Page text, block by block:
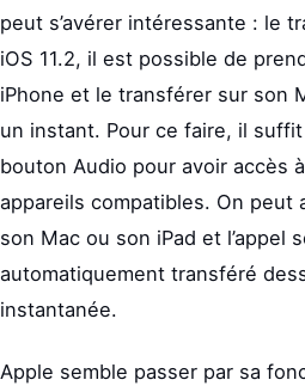
peut s’avérer intéressante : le
iOS 11.2, il est possible de
iPhone et le transférer sur son
un instant. Pour ce faire, il
bouton Audio pour avoir accès
appareils compatibles. On peut
son Mac ou son iPad et l’appel
automatiquement transféré
instantanée.
Apple semble passer par sa